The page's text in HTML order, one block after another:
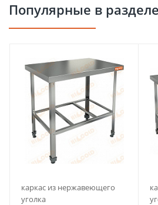
Популярные в разделе
каркас из нержавеющего
уголка